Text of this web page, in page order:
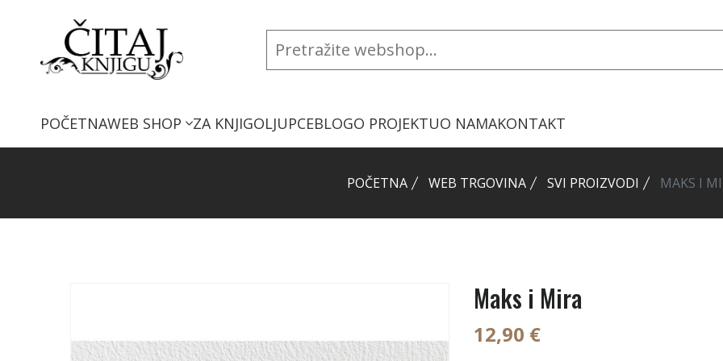
POČETNAWEB SHOP ZA KNJIGOLJUPCEBLOGO PROJEKTUO NAMAKONTAKT
POČETNA WEB TRGOVINA SVI PROIZVODI MAKS I
Maks i Mira
12,90 €